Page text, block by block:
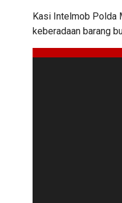
Kasi Intelmob Polda
keberadaan barang